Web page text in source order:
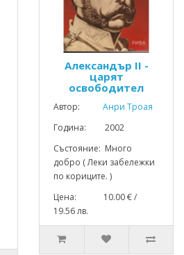
Александър II -
царят
освободител
Автор:
Анри Троая
Година: 2002
Състояние: Много
добро ( Леки забележки
по кориците. )
Цена: 10.00 € /
19.56 лв.